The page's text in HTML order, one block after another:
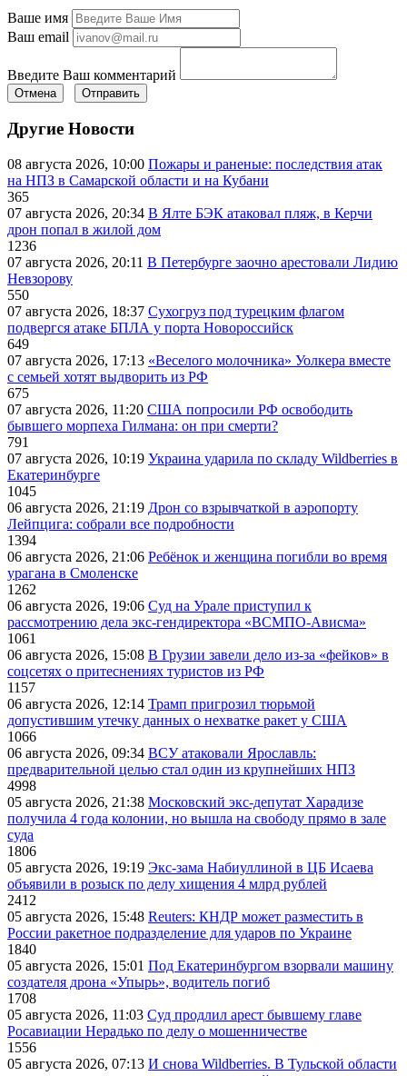
Ваше имя
Ваш email
Введите Ваш комментарий
Отмена Отправить
Другие Новости
08 августа 2026, 10:00 Пожары и раненые: последствия атак
на НПЗ в Самарской области и на Кубани
365
07 августа 2026, 20:34 В Ялте БЭК атаковал пляж, в Керчи
дрон попал в жилой дом
1236
07 августа 2026, 20:11 В Петербурге заочно арестовали Лидию
Невзорову
550
07 августа 2026, 18:37 Сухогруз под турецким флагом
подвергся атаке БПЛА у порта Новороссийск
649
07 августа 2026, 17:13 «Веселого молочника» Уолкера вместе
с семьей хотят выдворить из РФ
675
07 августа 2026, 11:20 США попросили РФ освободить
бывшего морпеха Гилмана: он при смерти?
791
07 августа 2026, 10:19 Украина ударила по складу Wildberries в
Екатеринбурге
1045
06 августа 2026, 21:19 Дрон со взрывчаткой в аэропорту
Лейпцига: собрали все подробности
1394
06 августа 2026, 21:06 Ребёнок и женщина погибли во время
урагана в Смоленске
1262
06 августа 2026, 19:06 Суд на Урале приступил к
рассмотрению дела экс-гендиректора «ВСМПО-Ависма»
1061
06 августа 2026, 15:08 В Грузии завели дело из-за «фейков» в
соцсетях о притеснениях туристов из РФ
1157
06 августа 2026, 12:14 Трамп пригрозил тюрьмой
допустившим утечку данных о нехватке ракет у США
1066
06 августа 2026, 09:34 ВСУ атаковали Ярославль:
предварительной целью стал один из крупнейших НПЗ
4998
05 августа 2026, 21:38 Московский экс-депутат Харадизе
получила 4 года колонии, но вышла на свободу прямо в зале
суда
1806
05 августа 2026, 19:19 Экс-зама Набиуллиной в ЦБ Исаева
объявили в розыск по делу хищения 4 млрд рублей
2412
05 августа 2026, 15:48 Reuters: КНДР может разместить в
России ракетное подразделение для ударов по Украине
1840
05 августа 2026, 15:01 Под Екатеринбургом взорвали машину
создателя дрона «Упырь», водитель погиб
1708
05 августа 2026, 11:03 Суд продлил арест бывшему главе
Росавиации Нерадько по делу о мошенничестве
1556
05 августа 2026, 07:13 И снова Wildberries. В Тульской области